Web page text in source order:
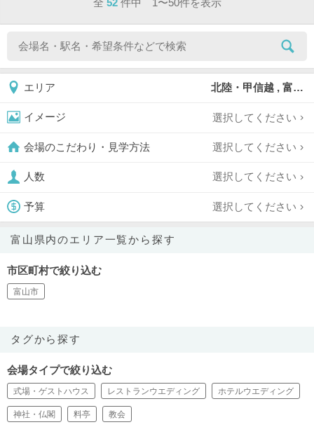
全 52 件中 1〜50件を表示
エリア 北陸・甲信越 , 富山県
イメージ 選択してください
会場のこだわり・見学方法 選択してください
人数 選択してください
予算 選択してください
富山県内のエリア一覧から探す
市区町村で絞り込む
富山市
タグから探す
会場タイプで絞り込む
式場・ゲストハウス レストランウエディング ホテルウエディング
神社・仏閣 料亭 教会